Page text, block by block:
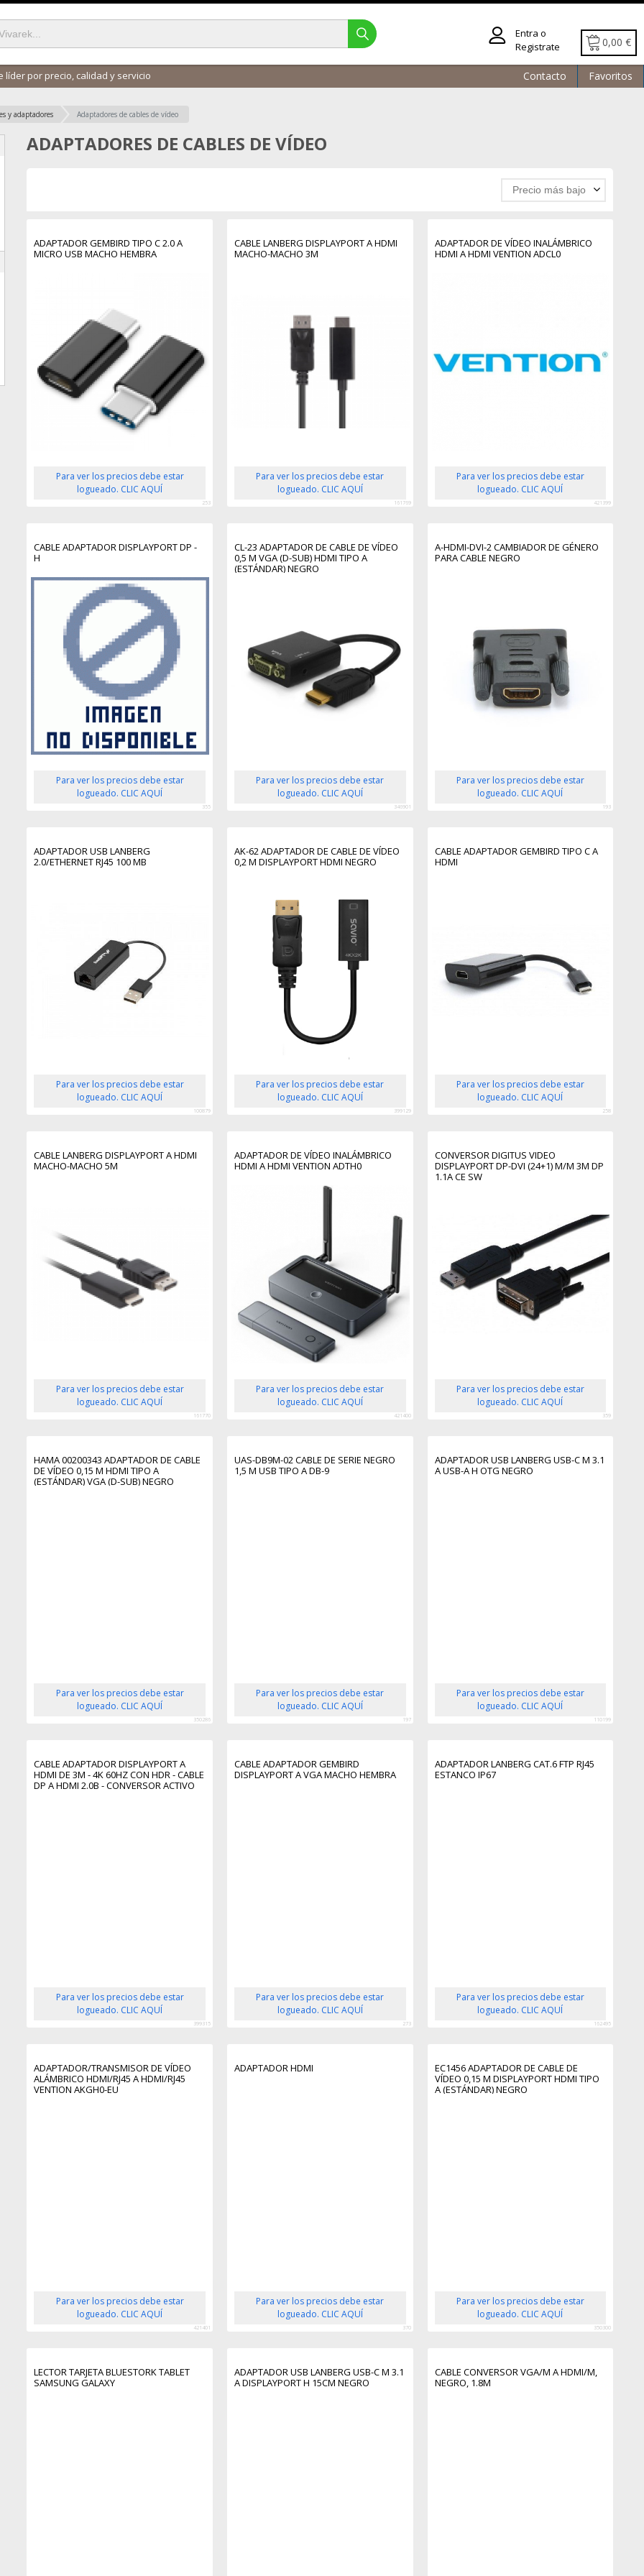
0,00 €
Entra o
Registrate
líder por precio, calidad y servicio Contacto Favoritos
y adaptadores Adaptadores de cables de vídeo
ADAPTADORES DE CABLES DE VÍDEO
Precio más bajo
ADAPTADOR GEMBIRD TIPO C 2.0 A
MICRO USB MACHO HEMBRA
Para ver los precios debe estar
logueado. CLIC AQUÍ
253
CABLE LANBERG DISPLAYPORT A HDMI
MACHO-MACHO 3M
Para ver los precios debe estar
logueado. CLIC AQUÍ
161769
ADAPTADOR DE VÍDEO INALÁMBRICO
HDMI A HDMI VENTION ADCL0
Para ver los precios debe estar
logueado. CLIC AQUÍ
421399
CABLE ADAPTADOR DISPLAYPORT DP -
H
Para ver los precios debe estar
logueado. CLIC AQUÍ
355
CL-23 ADAPTADOR DE CABLE DE VÍDEO
0,5 M VGA (D-SUB) HDMI TIPO A
(ESTÁNDAR) NEGRO
Para ver los precios debe estar
logueado. CLIC AQUÍ
346901
A-HDMI-DVI-2 CAMBIADOR DE GÉNERO
PARA CABLE NEGRO
Para ver los precios debe estar
logueado. CLIC AQUÍ
193
ADAPTADOR USB LANBERG
2.0/ETHERNET RJ45 100 MB
Para ver los precios debe estar
logueado. CLIC AQUÍ
100879
AK-62 ADAPTADOR DE CABLE DE VÍDEO
0,2 M DISPLAYPORT HDMI NEGRO
Para ver los precios debe estar
logueado. CLIC AQUÍ
399129
CABLE ADAPTADOR GEMBIRD TIPO C A
HDMI
Para ver los precios debe estar
logueado. CLIC AQUÍ
258
CABLE LANBERG DISPLAYPORT A HDMI
MACHO-MACHO 5M
Para ver los precios debe estar
logueado. CLIC AQUÍ
161770
ADAPTADOR DE VÍDEO INALÁMBRICO
HDMI A HDMI VENTION ADTH0
Para ver los precios debe estar
logueado. CLIC AQUÍ
421400
CONVERSOR DIGITUS VIDEO
DISPLAYPORT DP-DVI (24+1) M/M 3M DP
1.1A CE SW
Para ver los precios debe estar
logueado. CLIC AQUÍ
359
HAMA 00200343 ADAPTADOR DE CABLE
DE VÍDEO 0,15 M HDMI TIPO A
(ESTÁNDAR) VGA (D-SUB) NEGRO
Para ver los precios debe estar
logueado. CLIC AQUÍ
350286
UAS-DB9M-02 CABLE DE SERIE NEGRO
1,5 M USB TIPO A DB-9
Para ver los precios debe estar
logueado. CLIC AQUÍ
197
ADAPTADOR USB LANBERG USB-C M 3.1
A USB-A H OTG NEGRO
Para ver los precios debe estar
logueado. CLIC AQUÍ
110199
CABLE ADAPTADOR DISPLAYPORT A
HDMI DE 3M - 4K 60HZ CON HDR - CABLE
DP A HDMI 2.0B - CONVERSOR ACTIVO
Para ver los precios debe estar
logueado. CLIC AQUÍ
399315
CABLE ADAPTADOR GEMBIRD
DISPLAYPORT A VGA MACHO HEMBRA
Para ver los precios debe estar
logueado. CLIC AQUÍ
273
ADAPTADOR LANBERG CAT.6 FTP RJ45
ESTANCO IP67
Para ver los precios debe estar
logueado. CLIC AQUÍ
162495
ADAPTADOR/TRANSMISOR DE VÍDEO
ALÁMBRICO HDMI/RJ45 A HDMI/RJ45
VENTION AKGH0-EU
Para ver los precios debe estar
logueado. CLIC AQUÍ
421401
ADAPTADOR HDMI
Para ver los precios debe estar
logueado. CLIC AQUÍ
370
EC1456 ADAPTADOR DE CABLE DE
VÍDEO 0,15 M DISPLAYPORT HDMI TIPO
A (ESTÁNDAR) NEGRO
Para ver los precios debe estar
logueado. CLIC AQUÍ
350300
LECTOR TARJETA BLUESTORK TABLET
SAMSUNG GALAXY
ADAPTADOR USB LANBERG USB-C M 3.1
A DISPLAYPORT H 15CM NEGRO
CABLE CONVERSOR VGA/M A HDMI/M,
NEGRO, 1.8M